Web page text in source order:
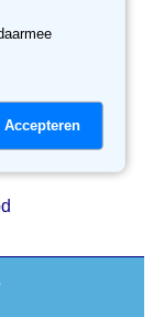
klant?
Accepteren